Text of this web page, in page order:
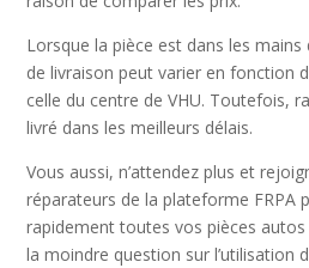
Lorsque la pièce est dans les
de livraison peut varier en fonction
celle du centre de VHU. Toutefois,
livré dans les meilleurs délais.
Vous aussi, n’attendez plus et
réparateurs de la plateforme FRPA
rapidement toutes vos pièces autos
la moindre question sur l’utilisation